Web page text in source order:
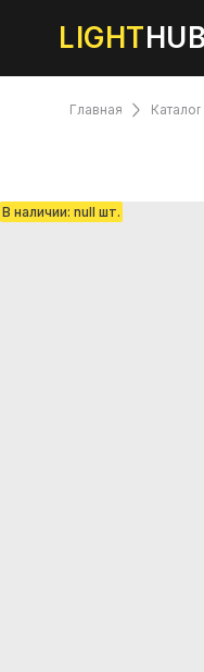
LIGHTHUB
Каталог
Главная